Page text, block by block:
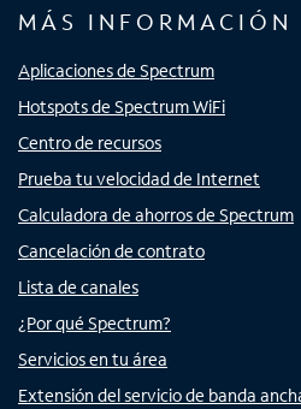
MÁS INFORMACIÓN
Aplicaciones de Spectrum
Hotspots de Spectrum WiFi
Centro de recursos
Prueba tu velocidad de Internet
Calculadora de ahorros de Spectrum
Cancelación de contrato
Lista de canales
¿Por qué Spectrum?
Servicios en tu área
Extensión del servicio de banda